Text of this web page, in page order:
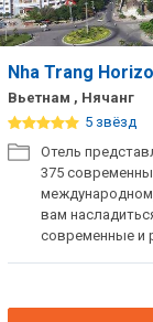
Nha Trang
Вьетнам , Нячанг
5 звёзд
Отель
375
вам
современные и
проведения